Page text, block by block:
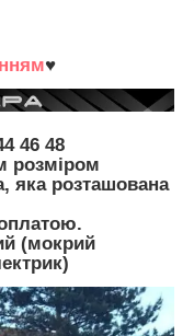
♥
46 48
розміром
яка розташована
(мокрий